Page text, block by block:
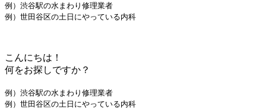
例）渋谷駅の水まわり修理業者
例）世田谷区の土日にやっている内科
こんにちは！
何をお探しですか？
例）渋谷駅の水まわり修理業者
例）世田谷区の土日にやっている内科